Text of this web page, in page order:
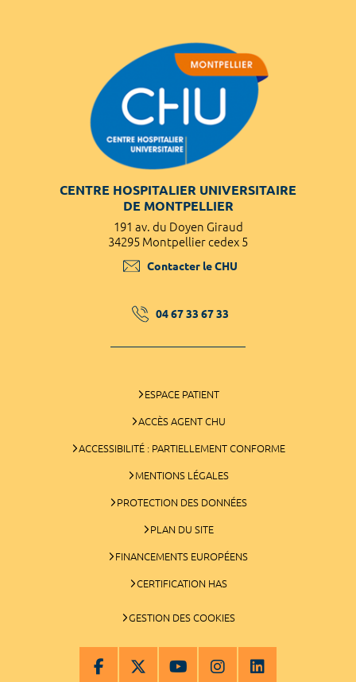
CENTRE HOSPITALIER UNIVERSITAIRE
DE MONTPELLIER
191 av. du Doyen Giraud
34295 Montpellier cedex 5
Contacter le CHU
04 67 33 67 33
ESPACE PATIENT
ACCÈS AGENT CHU
ACCESSIBILITÉ : PARTIELLEMENT CONFORME
MENTIONS LÉGALES
PROTECTION DES DONNÉES
PLAN DU SITE
FINANCEMENTS EUROPÉENS
CERTIFICATION HAS
GESTION DES COOKIES